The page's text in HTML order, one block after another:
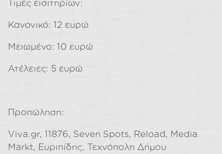
Τιμές εισιτηρίων:
Κανονικό: 12 ευρώ
Μειωμένο: 10 ευρώ
Ατέλειες: 5 ευρώ
Προπώληση:
Viva.gr, 11876, Seven Spots, Reload, Media
Markt, Ευριπίδης, Τεχνόπολη Δήμου